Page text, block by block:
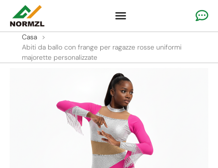
Casa
>
Abiti da ballo con frange per ragazze rosse uniformi
majorette personalizzate